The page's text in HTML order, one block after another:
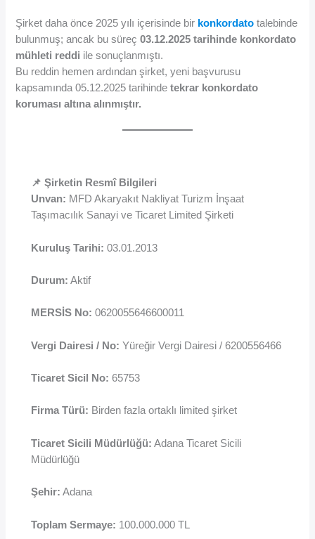
Şirket daha önce 2025 yılı içerisinde bir konkordato talebinde
bulunmuş; ancak bu süreç03.12.2025 tarihinde konkordato
mühleti reddi ile sonuçlanmıştı.
Bu reddin hemen ardından şirket, yeni başvurusu
kapsamında 05.12.2025 tarihindetekrar konkordato
koruması altına alınmıştır.
📌 Şirketin Resmî Bilgileri
Unvan: MFD Akaryakıt Nakliyat Turizm İnşaat
Taşımacılık Sanayi ve Ticaret Limited Şirketi
Kuruluş Tarihi: 03.01.2013
Durum: Aktif
MERSİS No: 0620055646600011
Vergi Dairesi / No: Yüreğir Vergi Dairesi / 6200556466
Ticaret Sicil No: 65753
Firma Türü: Birden fazla ortaklı limited şirket
Ticaret Sicili Müdürlüğü: Adana Ticaret Sicili
Müdürlüğü
Şehir: Adana
Toplam Sermaye: 100.000.000 TL